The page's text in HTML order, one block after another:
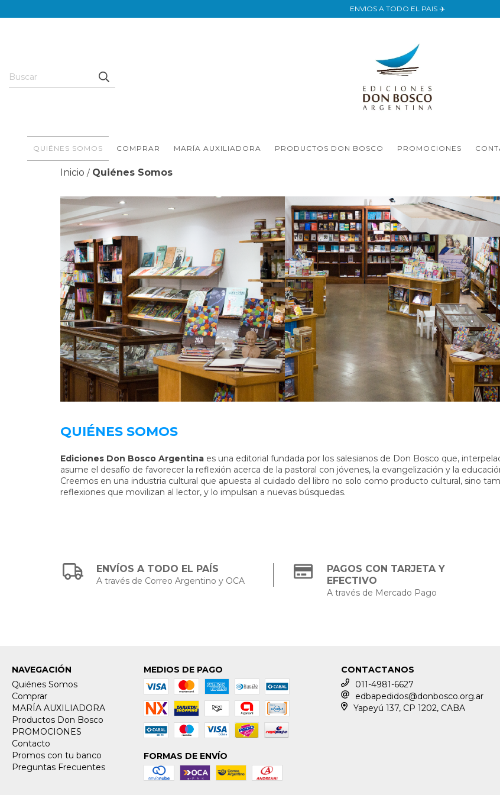
ENVIOS A TODO EL PAIS ✈️
QUIÉNES SOMOS COMPRAR MARÍA AUXILIADORA PRODUCTOS DON BOSCO PROMOCIONES
Inicio / Quiénes Somos
QUIÉNES SOMOS
Ediciones Don Bosco Argentina es una editorial fundada por los salesianos de Don Bosco que,
asume el desafío de favorecer la reflexión acerca de la pastoral con jóvenes, la evangelización y la
Creemos en una industria cultural que apuesta al cuidado del libro no solo como producto cultural, sino
reflexiones que movilizan al lector, y lo impulsan a nuevas búsquedas.
ENVÍOS A TODO EL PAÍS
A través de Correo Argentino y OCA
PAGOS CON TARJETA Y
EFECTIVO
A través de Mercado Pago
NAVEGACIÓN
Quiénes Somos
Comprar
MARÍA AUXILIADORA
Productos Don Bosco
PROMOCIONES
Contacto
Promos con tu banco
Preguntas Frecuentes
MEDIOS DE PAGO
FORMAS DE ENVÍO
CONTACTANOS
011-4981-6627
edbapedidos@donbosco.org.ar
Yapeyú 137, CP 1202, CABA